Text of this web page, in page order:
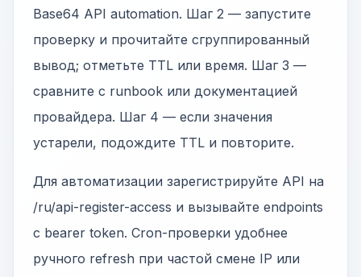
Base64 API automation. Шаг 2 — запустите
проверку и прочитайте сгруппированный
вывод; отметьте TTL или время. Шаг 3 —
сравните с runbook или документацией
провайдера. Шаг 4 — если значения
устарели, подождите TTL и повторите.
Для автоматизации зарегистрируйте API на
/ru/api-register-access и вызывайте endpoints
с bearer token. Cron-проверки удобнее
ручного refresh при частой смене IP или